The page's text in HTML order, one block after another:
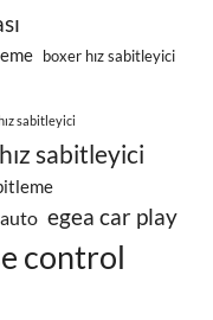
boxer hız sabitleyici
sabitleyici
sabitleyici
egea car play
control